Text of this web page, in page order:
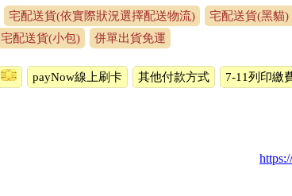
宅配送貨(依實際狀況選擇配送物流) 宅配送貨(黑貓)
宅配送貨(小包) 併單出貨免運
payNow線上刷卡 其他付款方式 7-11列印繳